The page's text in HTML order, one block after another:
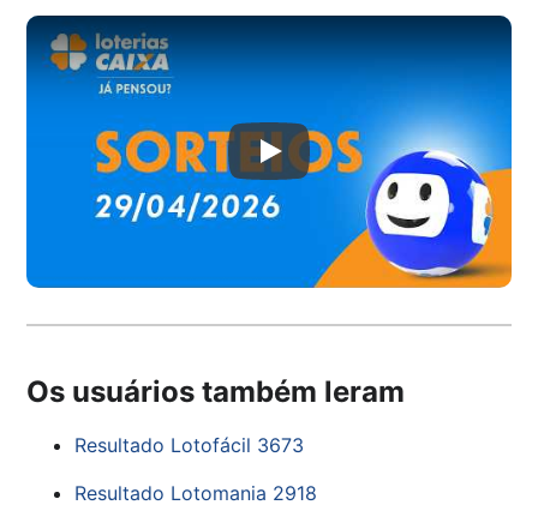
Os usuários também leram
Resultado Lotofácil 3673
Resultado Lotomania 2918